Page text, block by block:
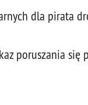
dla pirata
poruszania